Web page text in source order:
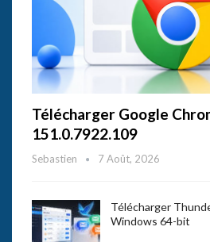
Télécharger Google
151.0.7922.109
Sebastien 7 Août, 2026
Télécharger
Windows 64-bit